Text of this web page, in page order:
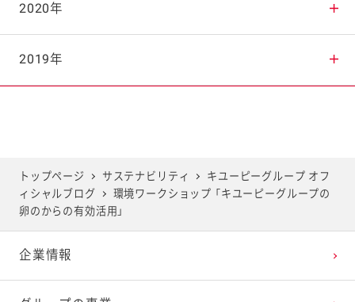
2025年8月
2025年7月
2025年4月
2025年3月
2024年9月
2024年8月
2024年5月
2024年4月
2023年10月
2023年9月
2023年6月
2023年5月
2022年11月
2022年10月
2022年7月
2022年6月
2021年12月
2021年11月
2021年8月
2021年7月
2020年
2020年12月
2020年9月
2020年8月
2019年
2019年10月
2019年9月
トップページ サステナビリティ
キユーピーグループ オフ
ィシャルブログ
環境ワークショップ 「キユーピーグループの
卵のからの有効活用」
企業情報